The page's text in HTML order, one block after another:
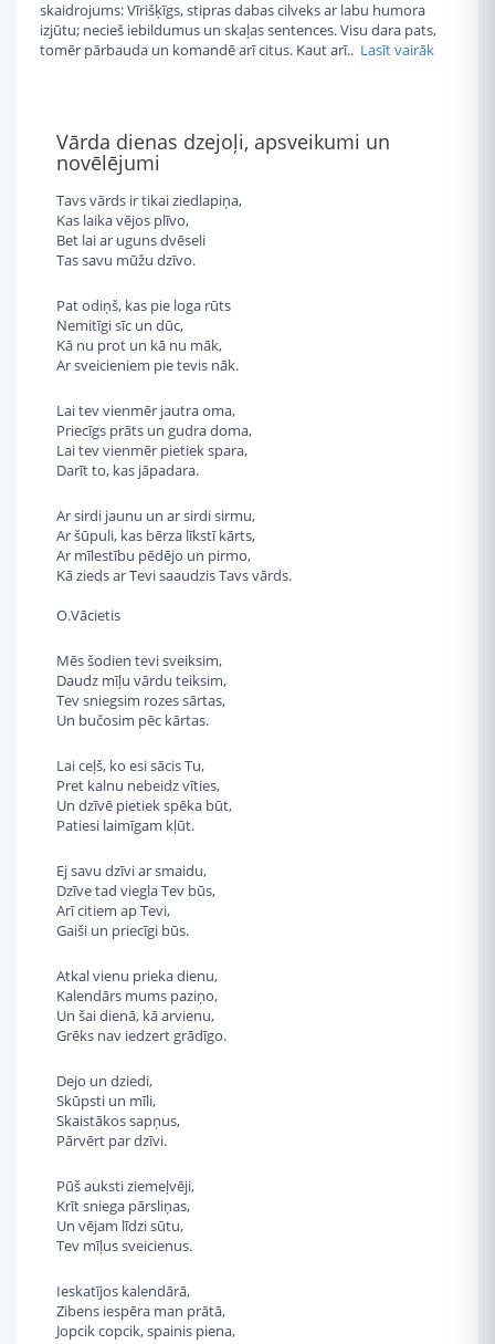
skaidrojums: Vīrišķīgs, stipras dabas cilveks ar labu humora
izjūtu; necieš iebildumus un skaļas sentences. Visu dara pats,
tomēr pārbauda un komandē arī citus. Kaut arī.. Lasīt vairāk
Vārda dienas dzejoļi, apsveikumi un
novēlējumi
Tavs vārds ir tikai ziedlapiņa,
Kas laika vējos plīvo,
Bet lai ar uguns dvēseli
Tas savu mūžu dzīvo.
Pat odiņš, kas pie loga rūts
Nemitīgi sīc un dūc,
Kā nu prot un kā nu māk,
Ar sveicieniem pie tevis nāk.
Lai tev vienmēr jautra oma,
Priecīgs prāts un gudra doma,
Lai tev vienmēr pietiek spara,
Darīt to, kas jāpadara.
Ar sirdi jaunu un ar sirdi sirmu,
Ar šūpuli, kas bērza līkstī kārts,
Ar mīlestību pēdējo un pirmo,
Kā zieds ar Tevi saaudzis Tavs vārds.
O.Vācietis
Mēs šodien tevi sveiksim,
Daudz mīļu vārdu teiksim,
Tev sniegsim rozes sārtas,
Un bučosim pēc kārtas.
Lai ceļš, ko esi sācis Tu,
Pret kalnu nebeidz vīties,
Un dzīvē pietiek spēka būt,
Patiesi laimīgam kļūt.
Ej savu dzīvi ar smaidu,
Dzīve tad viegla Tev būs,
Arī citiem ap Tevi,
Gaiši un priecīgi būs.
Atkal vienu prieka dienu,
Kalendārs mums paziņo,
Un šai dienā, kā arvienu,
Grēks nav iedzert grādīgo.
Dejo un dziedi,
Skūpsti un mīli,
Skaistākos sapņus,
Pārvērt par dzīvi.
Pūš auksti ziemeļvēji,
Krīt sniega pārsliņas,
Un vējam līdzi sūtu,
Tev mīļus sveicienus.
Ieskatījos kalendārā,
Zibens iespēra man prātā,
Jopcik copcik, spainis piena,